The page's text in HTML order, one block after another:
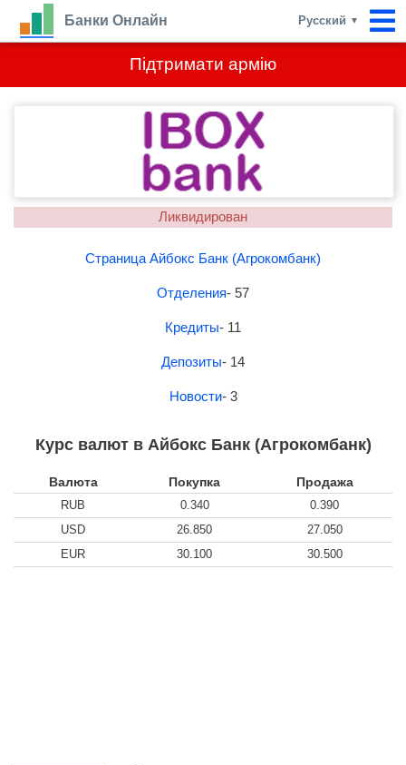
Підтримати армію
Банки Онлайн Русский ▼
Ликвидирован
Страница Айбокс Банк (Агрокомбанк)
Отделения- 57
Кредиты- 11
Депозиты- 14
Новости- 3
Курс валют в Айбокс Банк (Агрокомбанк)
Валюта Покупка Продажа
RUB 0.340
0.390
USD
26.850
27.050
EUR
30.100 30.500